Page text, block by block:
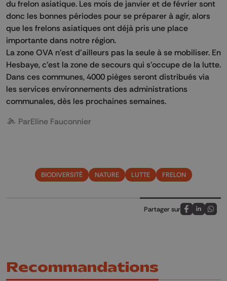
du frelon asiatique. Les mois de janvier et de février sont
donc les bonnes périodes pour se préparer à agir, alors
que les frelons asiatiques ont déjà pris une place
importante dans notre région.
La zone OVA n'est d'ailleurs pas la seule à se mobiliser. En
Hesbaye, c'est la zone de secours qui s'occupe de la lutte.
Dans ces communes, 4000 pièges seront distribués via
les services environnements des administrations
communales, dès les prochaines semaines.
ParEline Fauconnier
BIODIVERSITÉ NATURE LUTTE FRELON
Partager sur
Partagez sur
Partagez
Recommandations